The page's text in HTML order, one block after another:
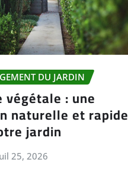
DU JARDIN
végétale : une
naturelle et rapide
jardin
25, 2026